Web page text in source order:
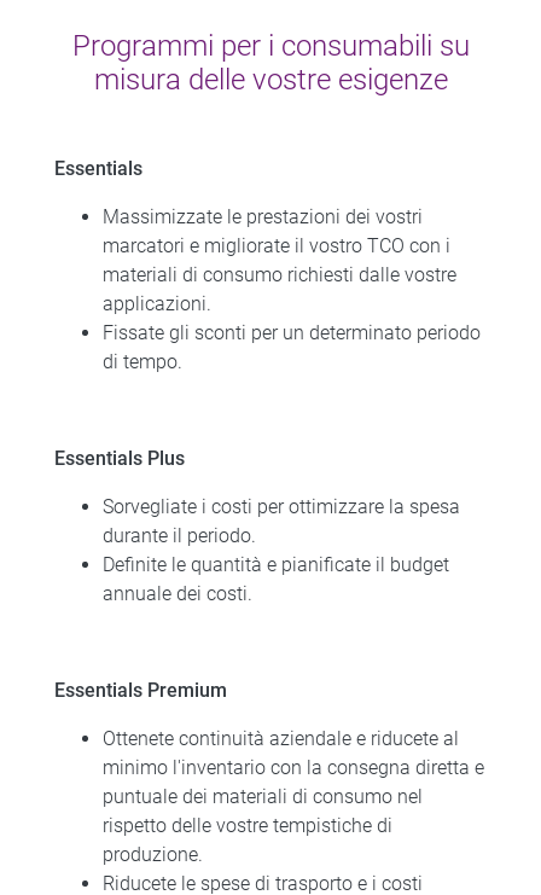
Programmi per i consumabili su
misura delle vostre esigenze
Essentials
Massimizzate le prestazioni dei vostri
marcatori e migliorate il vostro TCO con i
materiali di consumo richiesti dalle vostre
applicazioni.
Fissate gli sconti per un determinato periodo
di tempo.
Essentials Plus
Sorvegliate i costi per ottimizzare la spesa
durante il periodo.
Definite le quantità e pianificate il budget
annuale dei costi.
Essentials Premium
Ottenete continuità aziendale e riducete al
minimo l'inventario con la consegna diretta e
puntuale dei materiali di consumo nel
rispetto delle vostre tempistiche di
produzione.
Riducete le spese di trasporto e i costi